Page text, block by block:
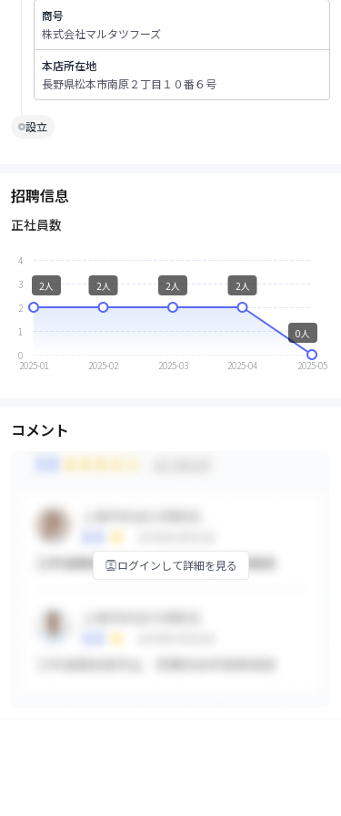
商号
株式会社マルタツフーズ
本店所在地
長野県松本市南原２丁目１０番６号
設立
招聘信息
正社員数
0
1
2
3
4
2025-01 2025-02 2025-03 2025-04 2025-05
2人 2人 2人 2人
0人
コメント
ログインして詳細を見る